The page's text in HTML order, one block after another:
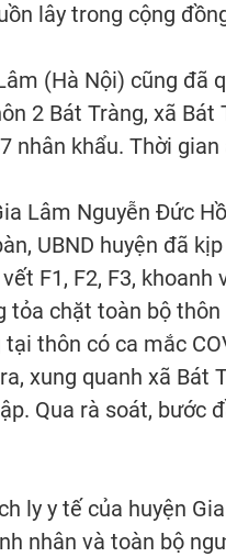
lây trong cộng
(Hà Nội) cũng
2 Bát Tràng, xã
nhân khẩu. Thời
Lâm Nguyễn Đức
UBND huyện đã
F1, F2, F3,
tỏa chặt toàn bộ
thôn có ca mắc
xung quanh xã
Qua rà soát, bước
ly y tế của huyện
nhân và toàn bộ